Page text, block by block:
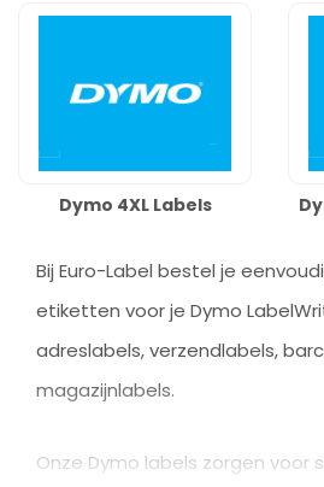
Dymo 4XL Labels
Bij Euro-Label bestel je
etiketten voor je Dymo
adreslabels, verzendlabels,
magazijnlabels.
Onze Dymo labels zorgen voor